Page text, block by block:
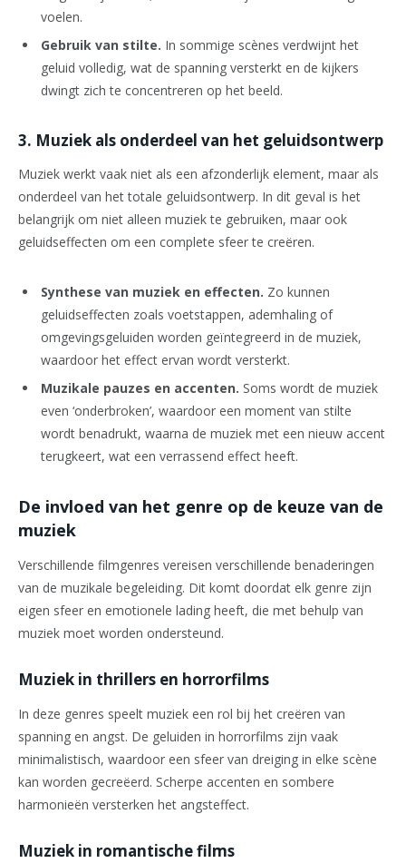
voelen.
Gebruik van stilte. In sommige scènes verdwijnt het
geluid volledig, wat de spanning versterkt en de kijkers
dwingt zich te concentreren op het beeld.
3. Muziek als onderdeel van het geluidsontwerp
Muziek werkt vaak niet als een afzonderlijk element, maar als
onderdeel van het totale geluidsontwerp. In dit geval is het
belangrijk om niet alleen muziek te gebruiken, maar ook
geluidseffecten om een complete sfeer te creëren.
Synthese van muziek en effecten. Zo kunnen
geluidseffecten zoals voetstappen, ademhaling of
omgevingsgeluiden worden geïntegreerd in de muziek,
waardoor het effect ervan wordt versterkt.
Muzikale pauzes en accenten. Soms wordt de muziek
even ‘onderbroken’, waardoor een moment van stilte
wordt benadrukt, waarna de muziek met een nieuw accent
terugkeert, wat een verrassend effect heeft.
De invloed van het genre op de keuze van de
muziek
Verschillende filmgenres vereisen verschillende benaderingen
van de muzikale begeleiding. Dit komt doordat elk genre zijn
eigen sfeer en emotionele lading heeft, die met behulp van
muziek moet worden ondersteund.
Muziek in thrillers en horrorfilms
In deze genres speelt muziek een rol bij het creëren van
spanning en angst. De geluiden in horrorfilms zijn vaak
minimalistisch, waardoor een sfeer van dreiging in elke scène
kan worden gecreëerd. Scherpe accenten en sombere
harmonieën versterken het angsteffect.
Muziek in romantische films